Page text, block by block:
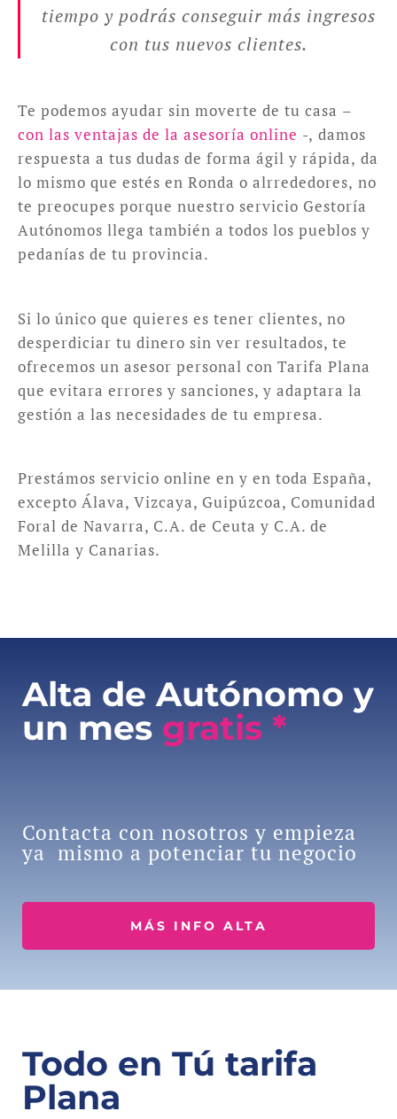
tiempo y podrás conseguir más ingresos
con tus nuevos clientes.
Te podemos ayudar sin moverte de tu casa –
con las ventajas de la asesoría online -, damos
respuesta a tus dudas de forma ágil y rápida, da
lo mismo que estés en Ronda o alrrededores, no
te preocupes porque nuestro servicio Gestoría
Autónomos llega también a todos los pueblos y
pedanías de tu provincia.
Si lo único que quieres es tener clientes, no
desperdiciar tu dinero sin ver resultados, te
ofrecemos un asesor personal con Tarifa Plana
que evitara errores y sanciones, y adaptara la
gestión a las necesidades de tu empresa.
Prestámos servicio online en y en toda España,
excepto Álava, Vizcaya, Guipúzcoa, Comunidad
Foral de Navarra, C.A. de Ceuta y C.A. de
Melilla y Canarias.
Alta de Autónomo y
un mes gratis *
Contacta con nosotros y empieza
ya mismo a potenciar tu negocio
MÁS INFO ALTA
Todo en Tú tarifa
Plana